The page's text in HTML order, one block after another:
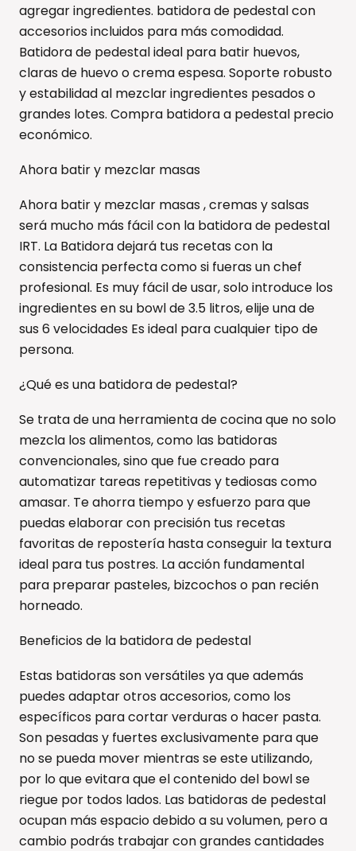
agregar ingredientes. batidora de pedestal con
accesorios incluidos para más comodidad.
Batidora de pedestal ideal para batir huevos,
claras de huevo o crema espesa. Soporte robusto
y estabilidad al mezclar ingredientes pesados o
grandes lotes. Compra batidora a pedestal precio
económico.
Ahora batir y mezclar masas
Ahora batir y mezclar masas , cremas y salsas
será mucho más fácil con la batidora de pedestal
IRT. La Batidora dejará tus recetas con la
consistencia perfecta como si fueras un chef
profesional. Es muy fácil de usar, solo introduce los
ingredientes en su bowl de 3.5 litros, elije una de
sus 6 velocidades Es ideal para cualquier tipo de
persona.
¿Qué es una batidora de pedestal?
Se trata de una herramienta de cocina que no solo
mezcla los alimentos, como las batidoras
convencionales, sino que fue creado para
automatizar tareas repetitivas y tediosas como
amasar. Te ahorra tiempo y esfuerzo para que
puedas elaborar con precisión tus recetas
favoritas de repostería hasta conseguir la textura
ideal para tus postres. La acción fundamental
para preparar pasteles, bizcochos o pan recién
horneado.
Beneficios de la batidora de pedestal
Estas batidoras son versátiles ya que además
puedes adaptar otros accesorios, como los
específicos para cortar verduras o hacer pasta.
Son pesadas y fuertes exclusivamente para que
no se pueda mover mientras se este utilizando,
por lo que evitara que el contenido del bowl se
riegue por todos lados. Las batidoras de pedestal
ocupan más espacio debido a su volumen, pero a
cambio podrás trabajar con grandes cantidades